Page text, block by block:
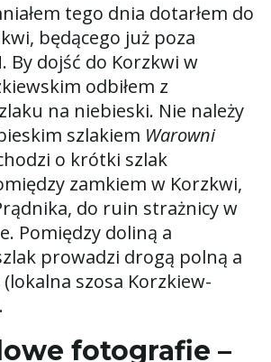
tego dnia dotarłem do
będącego już poza
By dojść do Korzkwi w
odbiłem z
na niebieski. Nie należy
szlakiem Warowni
o krótki szlak
zamkiem w Korzkwi,
do ruin strażnicy w
Pomiędzy doliną a
prowadzi drogą polną a
szosa Korzkiew-
fotografie –